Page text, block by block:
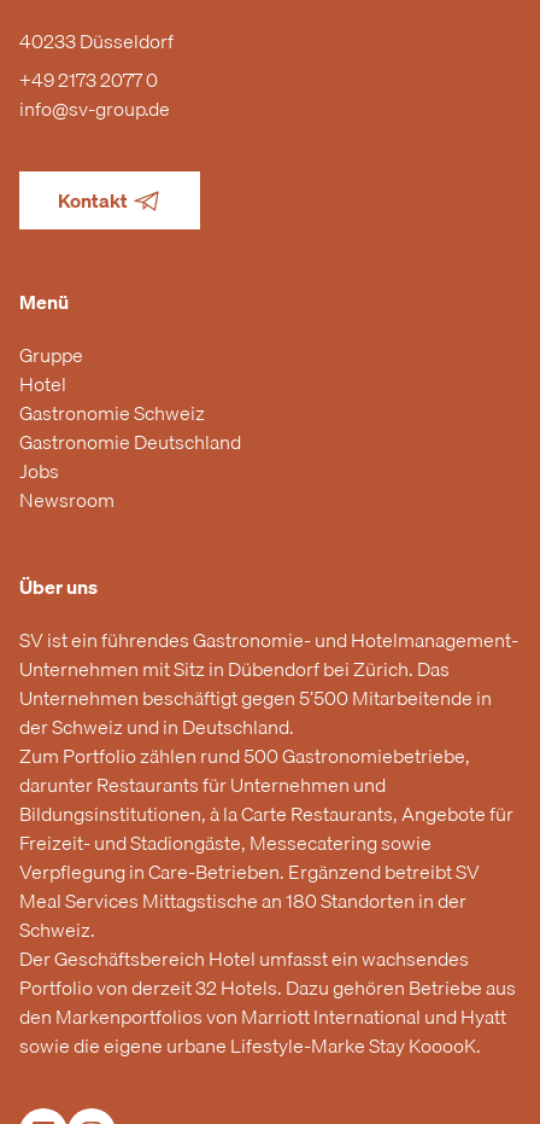
40233 Düsseldorf
+49 2173 2077 0
info@sv-group.de
Kontakt
Menü
Gruppe
Hotel
Gastronomie Schweiz
Gastronomie Deutschland
Jobs
Newsroom
Über uns
SV ist ein führendes Gastronomie- und Hotelmanagement-
Unternehmen mit Sitz in Dübendorf bei Zürich. Das
Unternehmen beschäftigt gegen 5’500 Mitarbeitende in
der Schweiz und in Deutschland.
Zum Portfolio zählen rund 500 Gastronomiebetriebe,
darunter Restaurants für Unternehmen und
Bildungsinstitutionen, à la Carte Restaurants, Angebote für
Freizeit- und Stadiongäste, Messecatering sowie
Verpflegung in Care-Betrieben. Ergänzend betreibt SV
Meal Services Mittagstische an 180 Standorten in der
Schweiz.
Der Geschäftsbereich Hotel umfasst ein wachsendes
Portfolio von derzeit 32 Hotels. Dazu gehören Betriebe aus
den Markenportfolios von Marriott International und Hyatt
sowie die eigene urbane Lifestyle-Marke Stay KooooK.